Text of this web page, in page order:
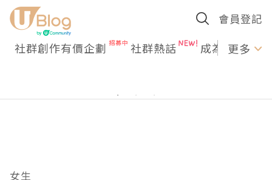
會員登記
社群創作有價企劃 社群熱話 成為U更多
女生